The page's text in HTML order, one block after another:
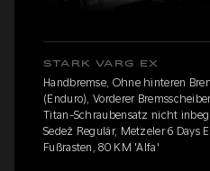
STARK VARG EX
Handbremse, Ohne hinteren
(Enduro), Vorderer
Titan-Schraubensatz nicht
Sedež Regulär, Metzeler 6 Days
Fußrasten, 80 KM 'Alfa'